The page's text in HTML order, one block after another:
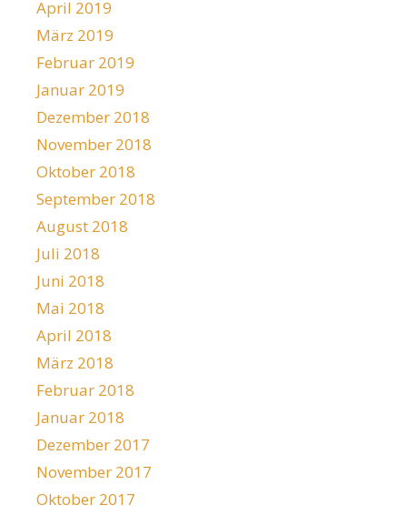
April 2019
März 2019
Februar 2019
Januar 2019
Dezember 2018
November 2018
Oktober 2018
September 2018
August 2018
Juli 2018
Juni 2018
Mai 2018
April 2018
März 2018
Februar 2018
Januar 2018
Dezember 2017
November 2017
Oktober 2017